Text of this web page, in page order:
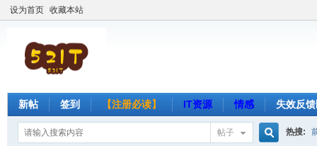
设为首页 收藏本站
新帖 签到 【注册必读】 IT资源 情感 失效反
帖子 热搜: